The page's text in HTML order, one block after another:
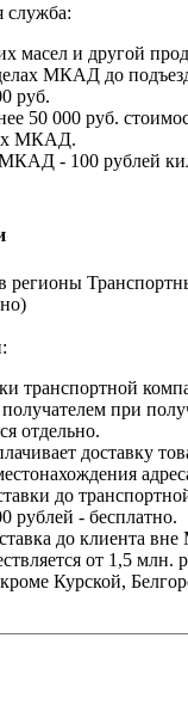
служба:
масел и другой
МКАД до
руб.
50 000 руб.
МКАД.
- 100 рублей
регионы
транспортной
при
отдельно.
доставку
до
рублей - бесплатно.
до клиента вне
от 1,5
Курской,